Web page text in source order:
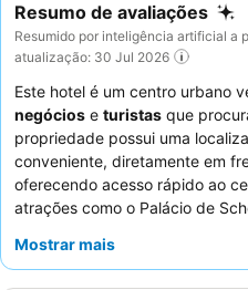
Resumo de avaliações
Resumido por inteligência artificial a
atualização: 30 Jul 2026
Este hotel é um centro urbano
negócios e turistas que
propriedade possui uma
conveniente, diretamente em
oferecendo acesso rápido ao
atrações como o Palácio de
ginásiobem conceituados para
Mostrar mais